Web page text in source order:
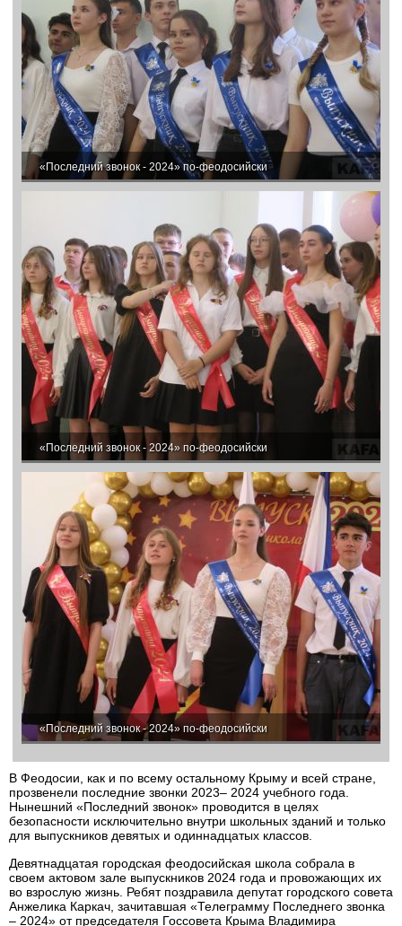
«Последний звонок - 2024» по-феодосийски
«Последний звонок - 2024» по-феодосийски
«Последний звонок - 2024» по-феодосийски
В Феодосии, как и по всему остальному Крыму и всей стране,
прозвенели последние звонки 2023– 2024 учебного года.
Нынешний «Последний звонок» проводится в целях
безопасности исключительно внутри школьных зданий и только
для выпускников девятых и одиннадцатых классов.
Девятнадцатая городская феодосийская школа собрала в
своем актовом зале выпускников 2024 года и провожающих их
во взрослую жизнь. Ребят поздравила депутат городского совета
Анжелика Каркач, зачитавшая «Телеграмму Последнего звонка
– 2024» от председателя Госсовета Крыма Владимира